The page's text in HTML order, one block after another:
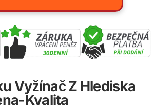
Vyžínač Z Hlediska
Kvalita​